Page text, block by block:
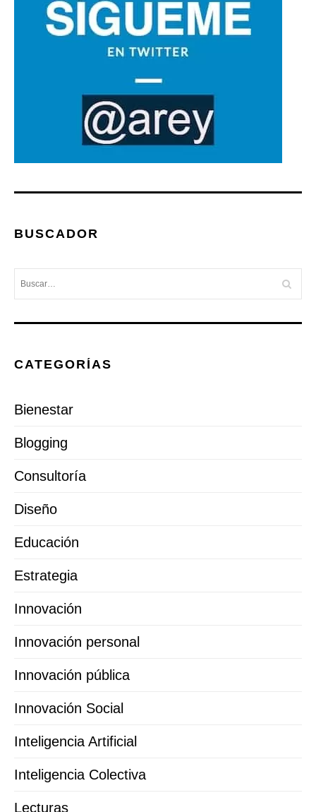
BUSCADOR
CATEGORÍAS
Bienestar
Blogging
Consultoría
Diseño
Educación
Estrategia
Innovación
Innovación personal
Innovación pública
Innovación Social
Inteligencia Artificial
Inteligencia Colectiva
Lecturas